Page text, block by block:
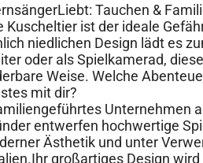
Tauchen &
Kuscheltier ist der ideale
niedlichen Design lädt es
oder als Spielkamerad,
Weise. Welche
mit dir?
Unternehmen
entwerfen hochwertige
Ästhetik und unter
großartiges Design wird